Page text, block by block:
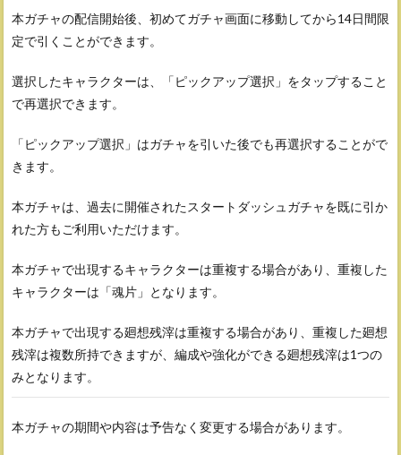
本ガチャの配信開始後、初めてガチャ画面に移動してから14日間限
定で引くことができます。
選択したキャラクターは、「ピックアップ選択」をタップすること
で再選択できます。
「ピックアップ選択」はガチャを引いた後でも再選択することがで
きます。
本ガチャは、過去に開催されたスタートダッシュガチャを既に引か
れた方もご利用いただけます。
本ガチャで出現するキャラクターは重複する場合があり、重複した
キャラクターは「魂片」となります。
本ガチャで出現する廻想残滓は重複する場合があり、重複した廻想
残滓は複数所持できますが、編成や強化ができる廻想残滓は1つの
みとなります。
本ガチャの期間や内容は予告なく変更する場合があります。